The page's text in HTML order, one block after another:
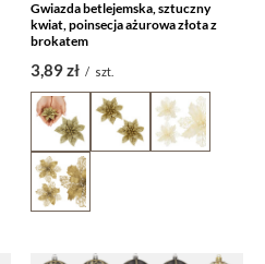
Gwiazda betlejemska, sztuczny
kwiat, poinsecja ażurowa złota z
brokatem
3,89 zł / szt.